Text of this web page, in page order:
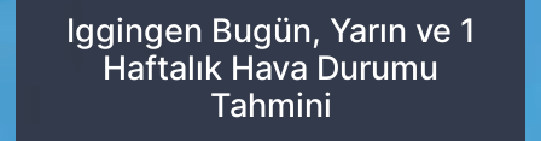
Iggingen Bugün, Yarın ve 1
Haftalık Hava Durumu
Tahmini
SPOR
DEUTSCH
Tüm Manşetler
Son Dakika Haberleri